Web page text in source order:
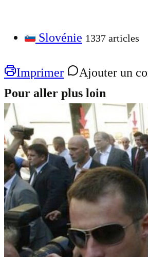
Slovénie 1337 articles
Imprimer
Ajouter un
Pour aller plus loin